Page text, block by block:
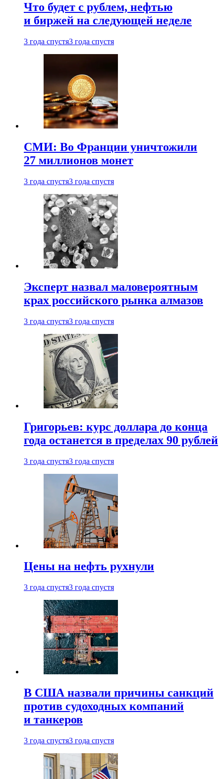
Что будет с рублем, нефтью
и биржей на следующей неделе
3 года спустя3 года спустя
СМИ: Во Франции уничтожили
27 миллионов монет
3 года спустя3 года спустя
Эксперт назвал маловероятным
крах российского рынка алмазов
3 года спустя3 года спустя
Григорьев: курс доллара до конца
года останется в пределах 90 рублей
3 года спустя3 года спустя
Цены на нефть рухнули
3 года спустя3 года спустя
В США назвали причины санкций
против судоходных компаний
и танкеров
3 года спустя3 года спустя